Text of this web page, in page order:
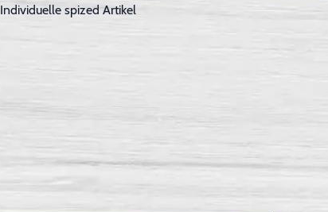
Individuelle spized Artikel